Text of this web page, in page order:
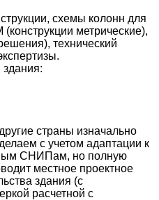
схемы колонн для
метрические),
технический
здания:
страны изначально
с учетом адаптации к
СНИПам, но полную
местное проектное
здания (с
расчетной с